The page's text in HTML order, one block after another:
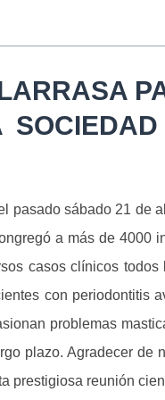
pasado sábado 21 de
a más de 4000
casos clínicos
con periodontitis
problemas
plazo. Agradecer de
prestigiosa reunión